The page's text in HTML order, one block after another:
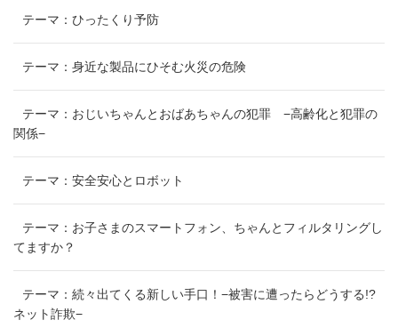
テーマ：ひったくり予防
テーマ：身近な製品にひそむ火災の危険
テーマ：おじいちゃんとおばあちゃんの犯罪 −高齢化と犯罪の
関係−
テーマ：安全安心とロボット
テーマ：お子さまのスマートフォン、ちゃんとフィルタリングし
てますか？
テーマ：続々出てくる新しい手口！−被害に遭ったらどうする!?
ネット詐欺−